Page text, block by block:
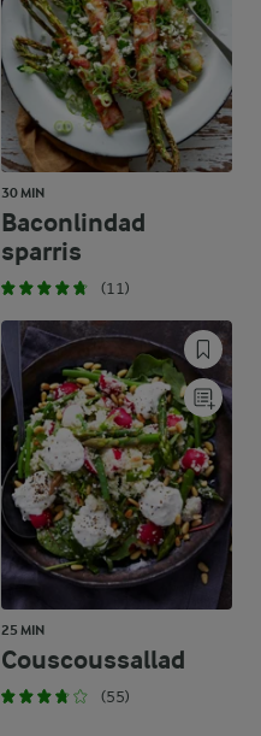
30 MIN
Baconlindad
sparris
(11)
25 MIN
Couscoussallad
(55)